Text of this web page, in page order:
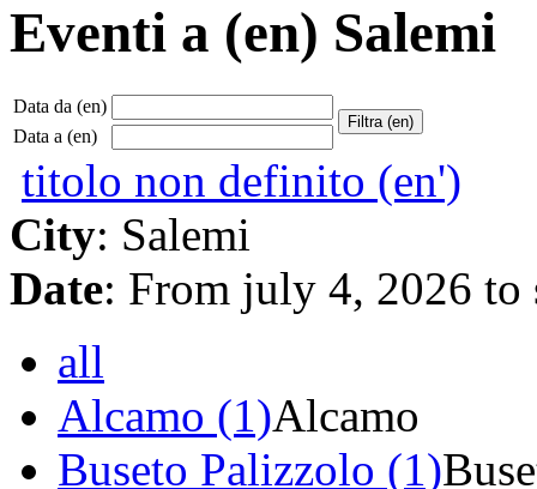
Eventi a (en) Salemi
Data da (en)
Data a (en)
titolo non definito (en')
City: Salemi
Date: From july 4, 2026 to
all
Alcamo (1)Alcamo
Buseto Palizzolo (1)